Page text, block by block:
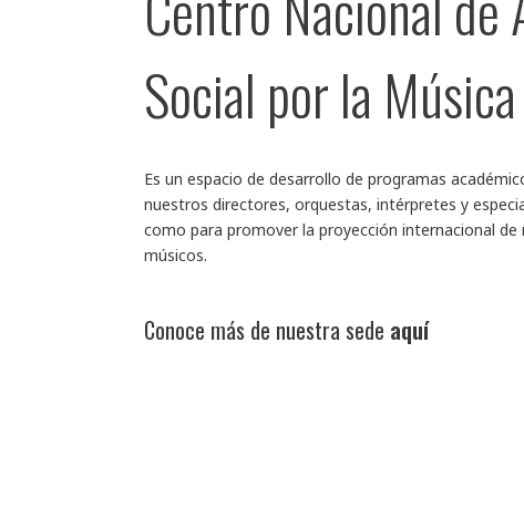
Social por la Música
Es un espacio de desarrollo de programas
nuestros directores, orquestas, intérpretes y
como para promover la proyección internacional
músicos.
Conoce más de nuestra sede aquí